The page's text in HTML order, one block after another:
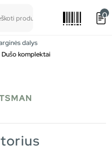
0
dalys
Dušo komplektai